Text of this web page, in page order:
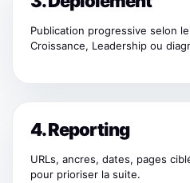
Publication progressive selon
Croissance, Leadership ou
4. Reporting
URLs, ancres, dates, pages
pour prioriser la suite.